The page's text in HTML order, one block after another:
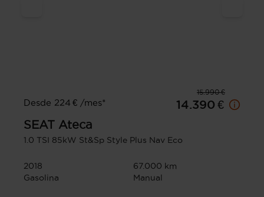
15.990 €
Desde 224 € /mes*
14.390 €
SEAT Ateca
1.0 TSI 85kW St&Sp Style Plus Nav Eco
2018
67.000 km
Gasolina
Manual